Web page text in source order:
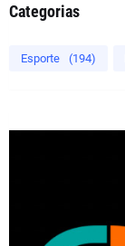
Categorias
Esporte (194)